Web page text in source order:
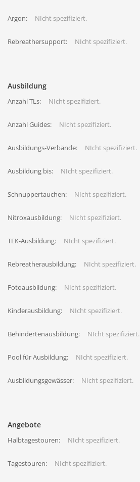
Argon: NIcht spezifiziert.
Rebreathersupport: NIcht spezifiziert.
Ausbildung
Anzahl TLs: NIcht spezifiziert.
Anzahl Guides: NIcht spezifiziert.
Ausbildungs-Verbände: NIcht spezifiziert.
Ausbildung bis: NIcht spezifiziert.
Schnuppertauchen: NIcht spezifiziert.
Nitroxausbildung: NIcht spezifiziert.
TEK-Ausbildung: NIcht spezifiziert.
Rebreatherausbildung: NIcht spezifiziert.
Fotoausbildung: NIcht spezifiziert.
Kinderausbildung: NIcht spezifiziert.
Behindertenausbildung: NIcht spezifiziert.
Pool für Ausbildung: NIcht spezifiziert.
Ausbildungsgewässer: NIcht spezifiziert.
Angebote
Halbtagestouren: NIcht spezifiziert.
Tagestouren: NIcht spezifiziert.